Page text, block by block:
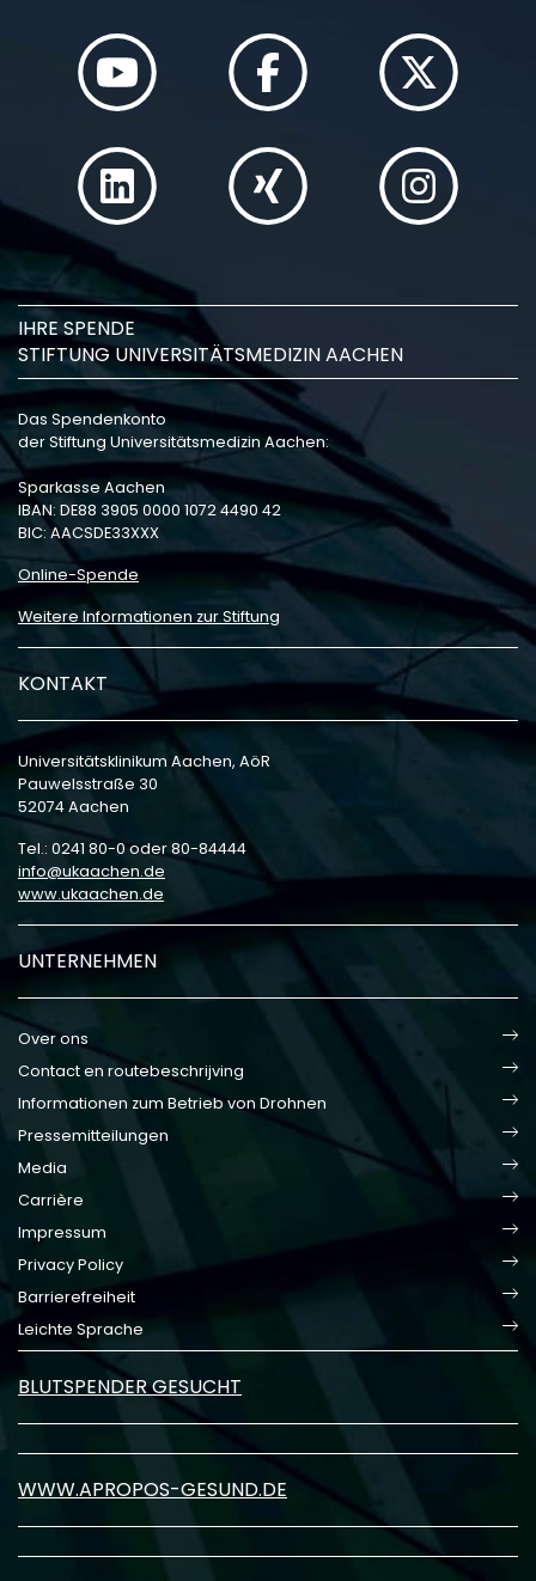
IHRE SPENDE
STIFTUNG UNIVERSITÄTSMEDIZIN AACHEN
Das Spendenkonto
der Stiftung Universitätsmedizin Aachen:
Sparkasse Aachen
IBAN: DE88 3905 0000 1072 4490 42
BIC: AACSDE33XXX
Online-Spende
Weitere Informationen zur Stiftung
KONTAKT
Universitätsklinikum Aachen, AöR
Pauwelsstraße 30
52074 Aachen
Tel.: 0241 80-0 oder 80-84444
info
ukaachen de
www.ukaachen.de
UNTERNEHMEN
Over ons
Contact en routebeschrijving
Informationen zum Betrieb von Drohnen
Pressemitteilungen
Media
Carrière
Impressum
Privacy Policy
Barrierefreiheit
Leichte Sprache
BLUTSPENDER GESUCHT
WWW.APROPOS-GESUND.DE